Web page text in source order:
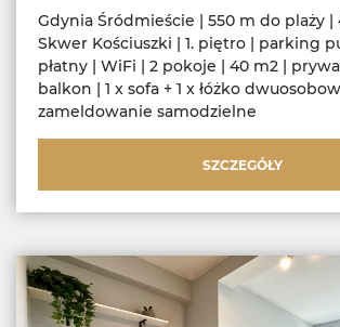
Gdynia Śródmieście | 550 m do plaży |
Skwer Kościuszki | 1. piętro | parking
płatny | WiFi | 2 pokoje | 40 m2 |
balkon | 1 x sofa + 1 x łóżko
zameldowanie samodzielne
SZCZEGÓŁY